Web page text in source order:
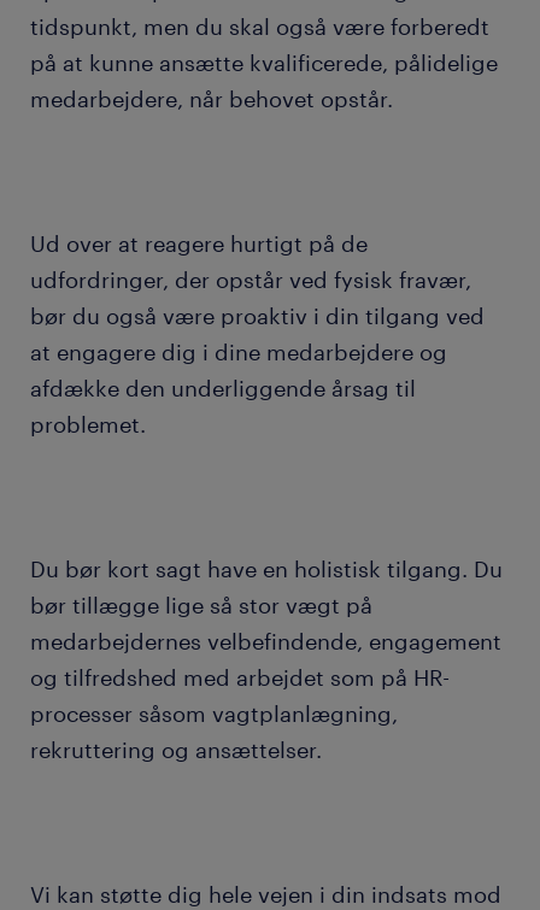
tidspunkt, men du skal også være forberedt
på at kunne ansætte kvalificerede, pålidelige
medarbejdere, når behovet opstår.
Ud over at reagere hurtigt på de
udfordringer, der opstår ved fysisk fravær,
bør du også være proaktiv i din tilgang ved
at engagere dig i dine medarbejdere og
afdække den underliggende årsag til
problemet.
Du bør kort sagt have en holistisk tilgang. Du
bør tillægge lige så stor vægt på
medarbejdernes velbefindende, engagement
og tilfredshed med arbejdet som på HR-
processer såsom vagtplanlægning,
rekruttering og ansættelser.
Vi kan støtte dig hele vejen i din indsats mod